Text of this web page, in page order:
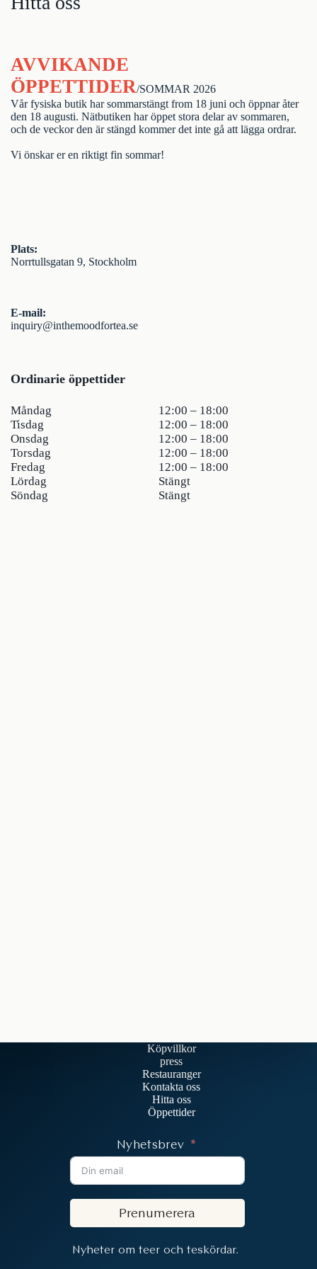
AVVIKANDE
ÖPPETTIDER/SOMMAR 2026
Vår fysiska butik har sommarstängt from 18 juni och öppnar åter
den 18 augusti. Nätbutiken har öppet stora delar av sommaren,
och de veckor den är stängd kommer det inte gå att lägga ordrar.
Vi önskar er en riktigt fin sommar!
Plats:
Norrtullsgatan 9, Stockholm
E-mail:
inquiry@inthemoodfortea.se
Ordinarie öppettider
Måndag
Tisdag
Onsdag
Torsdag
Fredag
Lördag
Söndag
12:00 – 18:00
12:00 – 18:00
12:00 – 18:00
12:00 – 18:00
12:00 – 18:00
Stängt
Stängt
Köpvillkor
press
Restauranger
Kontakta oss
Hitta oss
Öppettider
Nyhetsbrev
Prenumerera
Nyheter om teer och teskördar.